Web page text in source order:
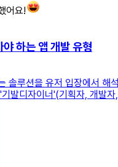
어요!
하는 앱 개발 유형
솔루션을 유저 입장에서 해
발디자이너'(기획자, 개발자